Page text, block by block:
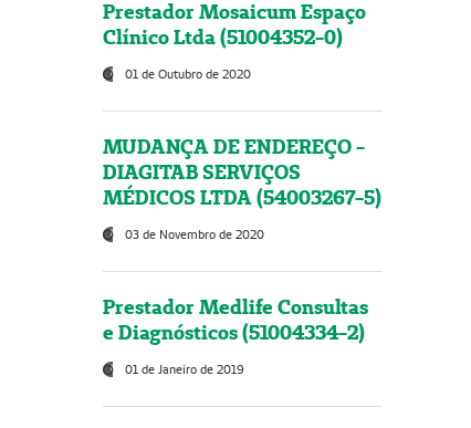
Prestador Mosaicum Espaço
Clínico Ltda (51004352-0)
01 de Outubro de 2020
MUDANÇA DE ENDEREÇO -
DIAGITAB SERVIÇOS
MÉDICOS LTDA (54003267-5)
03 de Novembro de 2020
Prestador Medlife Consultas
e Diagnósticos (51004334-2)
01 de Janeiro de 2019